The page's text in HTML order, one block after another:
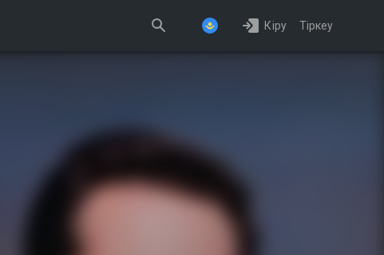
Кіру Тіркеу